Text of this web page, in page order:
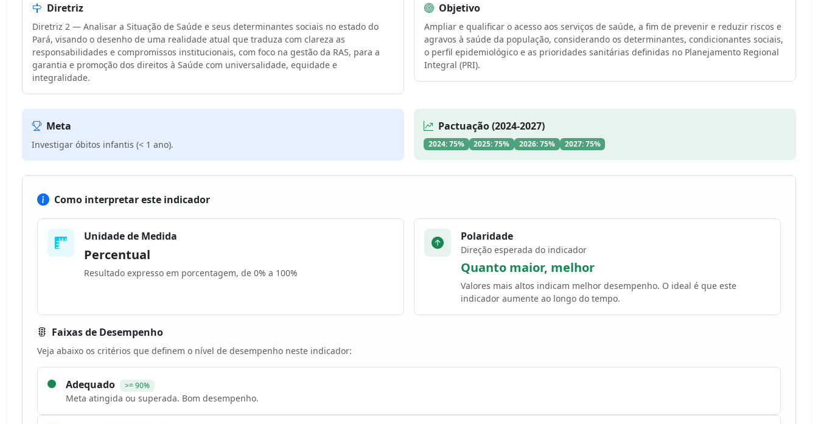
Diretriz
Diretriz 2 — Analisar a Situação de Saúde e seus determinantes sociais no estado do
Pará, visando o desenho de uma realidade atual que traduza com clareza as
responsabilidades e compromissos institucionais, com foco na gestão da RAS, para a
garantia e promoção dos direitos à Saúde com universalidade, equidade e
integralidade.
Objetivo
Ampliar e qualificar o acesso aos serviços de saúde, a fim de prevenir e reduzir riscos e
agravos à saúde da população, considerando os determinantes, condicionantes sociais,
o perfil epidemiológico e as prioridades sanitárias definidas no Planejamento Regional
Integral (PRI).
Meta
Investigar óbitos infantis (< 1 ano).
Pactuação (2024-2027)
2024: 75% 2025: 75% 2026: 75% 2027: 75%
Como interpretar este indicador
Unidade de Medida
Percentual
Resultado expresso em porcentagem, de 0% a 100%
Polaridade
Direção esperada do indicador
Quanto maior, melhor
Valores mais altos indicam melhor desempenho. O ideal é que este
indicador aumente ao longo do tempo.
Faixas de Desempenho
Veja abaixo os critérios que definem o nível de desempenho neste indicador:
Adequado >= 90%
Meta atingida ou superada. Bom desempenho.